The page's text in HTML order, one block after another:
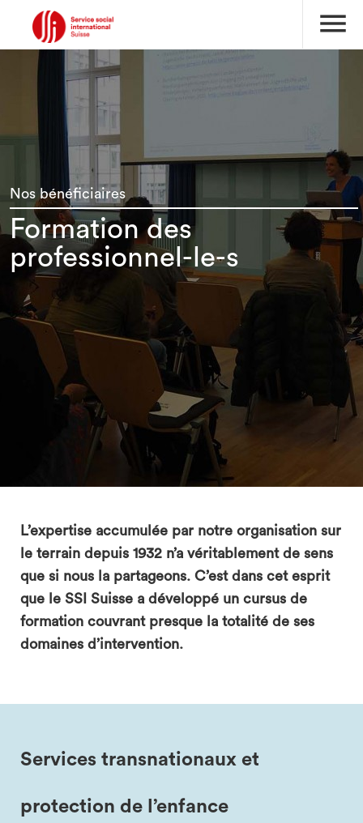
menu
Nos bénéficiaires
Formation des
professionnel-le-s
L’expertise accumulée par notre organisation sur
le terrain depuis 1932 n’a véritablement de sens
que si nous la partageons. C’est dans cet esprit
que le SSI Suisse a développé un cursus de
formation couvrant presque la totalité de ses
domaines d’intervention.
Services transnationaux et
protection de l’enfance